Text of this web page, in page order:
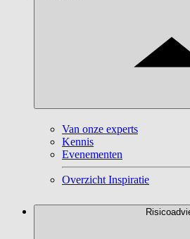
Van onze experts
Kennis
Evenementen
Overzicht Inspiratie